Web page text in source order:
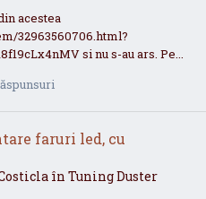
acestea
32963560706.html?
si nu s-au ars. Pe...
faruri led, cu
în Tuning Duster